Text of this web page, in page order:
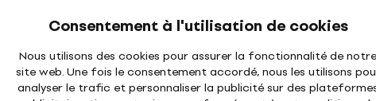
Consentement à l'utilisation de cookies
Nous utilisons des cookies pour assurer la fonctionnalité de notre
site web. Une fois le consentement accordé, nous les utilisons
analyser le trafic et personnaliser la publicité sur des
30 jours Livraison gratuitede 249 €